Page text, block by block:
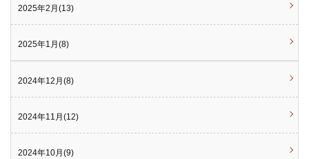
2025年2月(13)
2025年1月(8)
2024年12月(8)
2024年11月(12)
2024年10月(9)